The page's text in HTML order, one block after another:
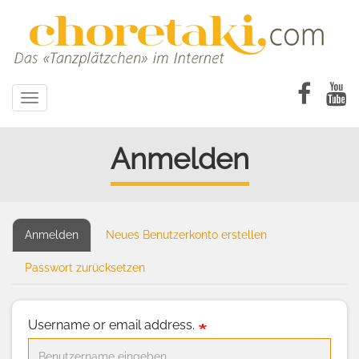
Toggle
navigation
Anmelden
Primary
tabs
Anmelden (aktiver
Reiter)
Neues Benutzerkonto erstellen
Passwort zurücksetzen
Username or email address.